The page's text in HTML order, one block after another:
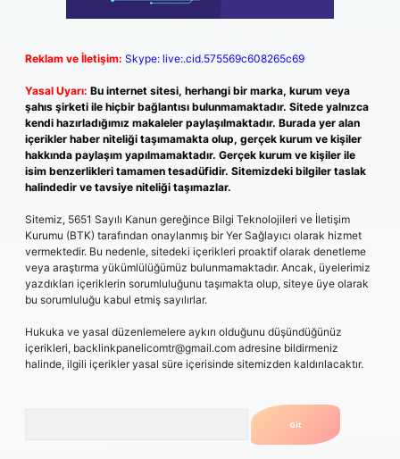
Reklam ve İletişim: Skype: live:.cid.575569c608265c69
Yasal Uyarı: Bu internet sitesi, herhangi bir marka, kurum veya
şahıs şirketi ile hiçbir bağlantısı bulunmamaktadır. Sitede yalnızca
kendi hazırladığımız makaleler paylaşılmaktadır. Burada yer alan
içerikler haber niteliği taşımamakta olup, gerçek kurum ve kişiler
hakkında paylaşım yapılmamaktadır. Gerçek kurum ve kişiler ile
isim benzerlikleri tamamen tesadüfidir. Sitemizdeki bilgiler taslak
halindedir ve tavsiye niteliği taşımazlar.
Sitemiz, 5651 Sayılı Kanun gereğince Bilgi Teknolojileri ve İletişim
Kurumu (BTK) tarafından onaylanmış bir Yer Sağlayıcı olarak hizmet
vermektedir. Bu nedenle, sitedeki içerikleri proaktif olarak denetleme
veya araştırma yükümlülüğümüz bulunmamaktadır. Ancak, üyelerimiz
yazdıkları içeriklerin sorumluluğunu taşımakta olup, siteye üye olarak
bu sorumluluğu kabul etmiş sayılırlar.
Hukuka ve yasal düzenlemelere aykırı olduğunu düşündüğünüz
içerikleri, backlinkpanelicomtr@gmail.com adresine bildirmeniz
halinde, ilgili içerikler yasal süre içerisinde sitemizden kaldırılacaktır.